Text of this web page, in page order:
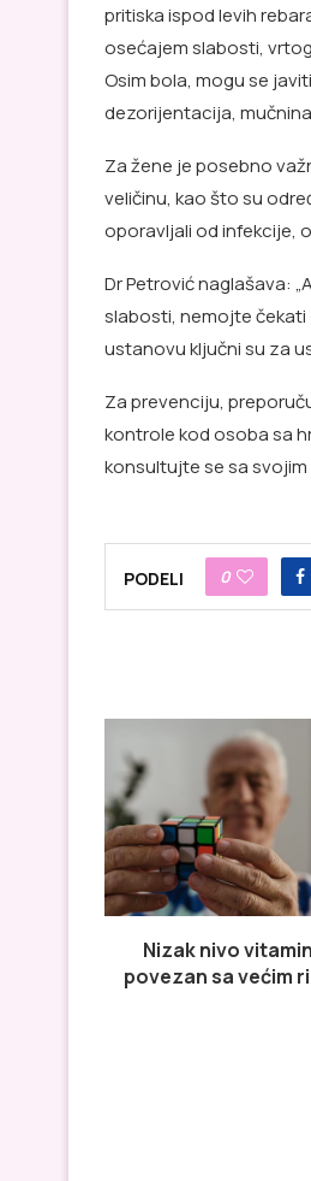
pritiska ispod levih
osećajem slabosti,
Osim bola, mogu se
dezorijentacija,
Za žene je posebno
veličinu, kao što su
oporavljali od infekcije,
Dr Petrović naglašava:
slabosti, nemojte čekati
ustanovu ključni su za
Za prevenciju,
kontrole kod osoba sa
konsultujte se sa
PODELI 0
Nizak nivo
povezan sa većim